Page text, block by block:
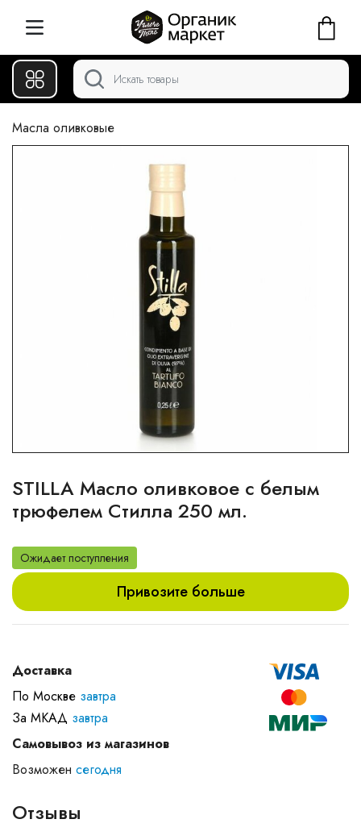
Масла оливковые
STILLA Масло оливковое с белым
трюфелем Стилла 250 мл.
Ожидает поступления
Привозите больше
Доставка
По Москве завтра
За МКАД завтра
Самовывоз из магазинов
Возможен сегодня
Отзывы